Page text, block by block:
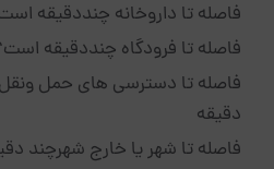
فاصله تا داروخانه چنددقیقه است؟ 1
فاصله تا فرودگاه چنددقیقه است؟ 50
دقیقه
فاصله تا شهر یا خارج شهرچند دقیقه